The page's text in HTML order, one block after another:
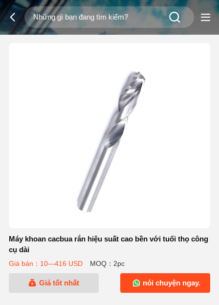
Máy khoan cacbua rắn hiệu suất cao bền với tuổi thọ công
cụ dài
Giá bán：10—416 USD MOQ：2pc
Giá tốt nhất nói chuyện ngay.